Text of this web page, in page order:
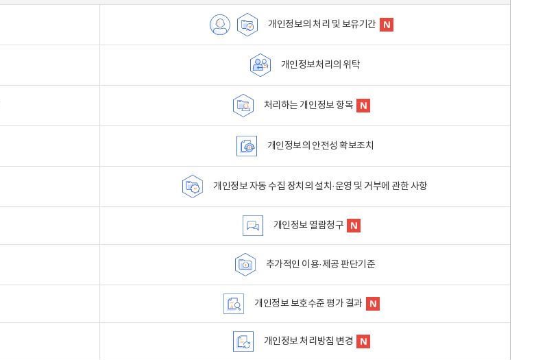
개인정보의 처리 및 보유기간
개인정보처리의 위탁
처리하는 개인정보 항목
개인정보의 안전성 확보조치
개인정보 자동 수집 장치의 설치·운영 및 거부에 관한 사항
개인정보 열람청구
추가적인 이용·제공 판단기준
개인정보 보호수준 평가 결과
개인정보 처리방침 변경